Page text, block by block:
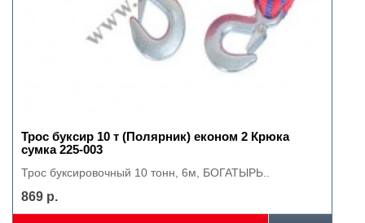
Трос буксир 10 т (Полярник) економ 2 Крюка
сумка 225-003
Трос буксировочный 10 тонн, 6м, БОГАТЫРЬ..
869 р.